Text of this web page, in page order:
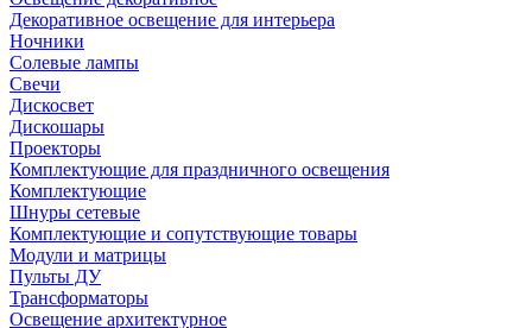
Декоративное освещение для интерьера
Ночники
Солевые лампы
Свечи
Дискосвет
Дискошары
Проекторы
Комплектующие для праздничного освещения
Комплектующие
Шнуры сетевые
Комплектующие и сопутствующие товары
Модули и матрицы
Пульты ДУ
Трансформаторы
Освещение архитектурное